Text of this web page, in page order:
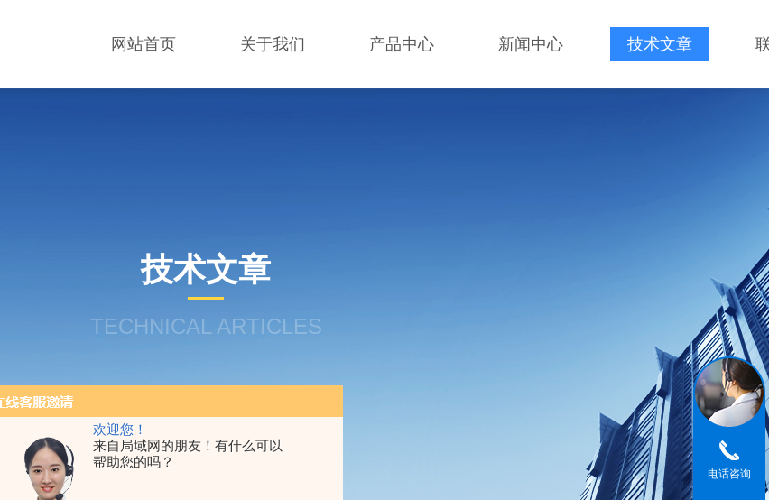
欢迎您！
来自局域网的朋友！有什么可以
帮助您的吗？
网站首页 关于我们 产品中心 新闻中心 技术文章
技术文章
TECHNICAL ARTICLES
电话咨询